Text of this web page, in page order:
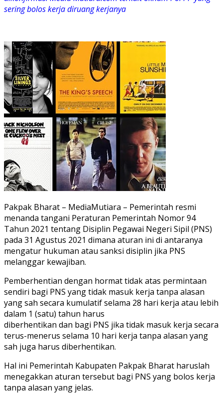
sering bolos kerja diruang kerjanya
Pakpak Bharat – MediaMutiara – Pemerintah resmi
menanda tangani Peraturan Pemerintah Nomor 94
Tahun 2021 tentang Disiplin Pegawai Negeri Sipil (PNS)
pada 31 Agustus 2021 dimana aturan ini di antaranya
mengatur hukuman atau sanksi disiplin jika PNS
melanggar kewajiban.
Pemberhentian dengan hormat tidak atas permintaan
sendiri bagi PNS yang tidak masuk kerja tanpa alasan
yang sah secara kumulatif selama 28 hari kerja atau lebih
dalam 1 (satu) tahun harus
diberhentikan dan bagi PNS jika tidak masuk kerja secara
terus-menerus selama 10 hari kerja tanpa alasan yang
sah juga harus diberhentikan.
Hal ini Pemerintah Kabupaten Pakpak Bharat haruslah
menegakkan aturan tersebut bagi PNS yang bolos kerja
tanpa alasan yang jelas.